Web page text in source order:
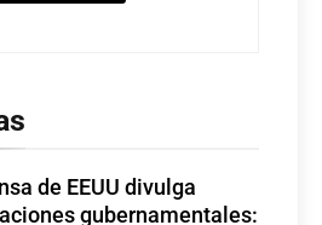
de EEUU divulga
gubernamentales: